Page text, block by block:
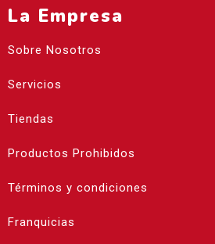
La Empresa
Sobre Nosotros
Servicios
Tiendas
Productos Prohibidos
Términos y condiciones
Franquicias